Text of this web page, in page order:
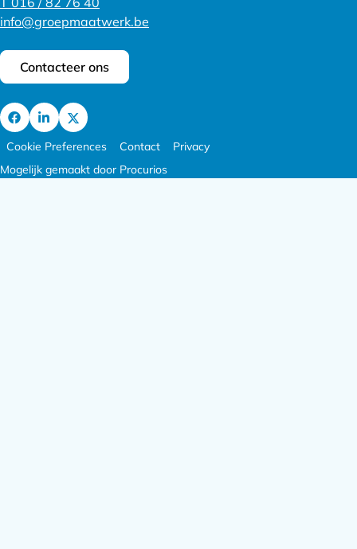
info@groepmaatwerk.be
Contacteer ons
Ga
Facebook
Ga
LinkedIn
Ga
X
Footer
navigatie
Cookie Preferences Contact
Privacy
Mogelijk gemaakt door Procurios